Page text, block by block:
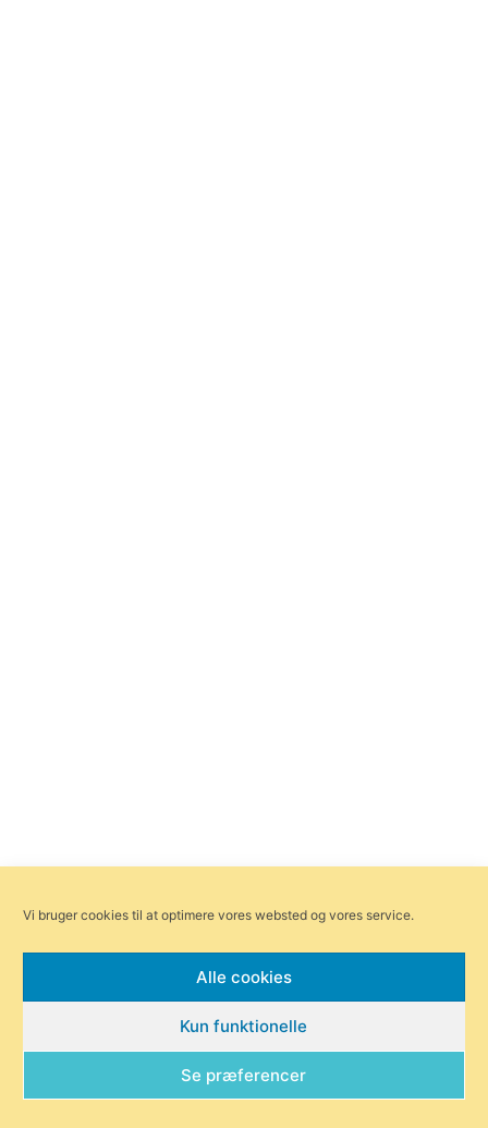
Vi bruger cookies til at optimere vores websted og vores service.
Alle cookies
Kun funktionelle
Se præferencer